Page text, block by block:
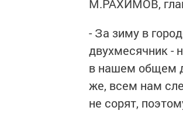
М.РАХИМОВ,
- За зиму в
двухмесячник -
в нашем общем
же, всем нам
не сорят,